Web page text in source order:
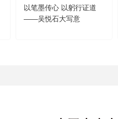
以笔墨传心 以躬行证道
——吴悦石大写意